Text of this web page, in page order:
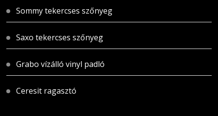
Sommy tekercses szőnyeg
Saxo tekercses szőnyeg
Grabo vízálló vinyl padló
Ceresit ragasztó